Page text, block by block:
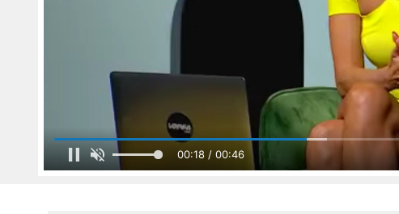
00:20 / 00:46